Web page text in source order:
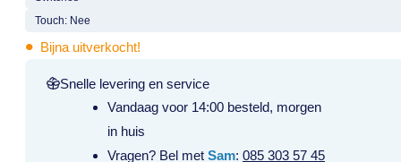
Touch: Nee
• Bijna uitverkocht!
Snelle levering en service
Vandaag voor 14:00 besteld, morgen
in huis
Vragen? Bel met Sam: 085 303 57 45